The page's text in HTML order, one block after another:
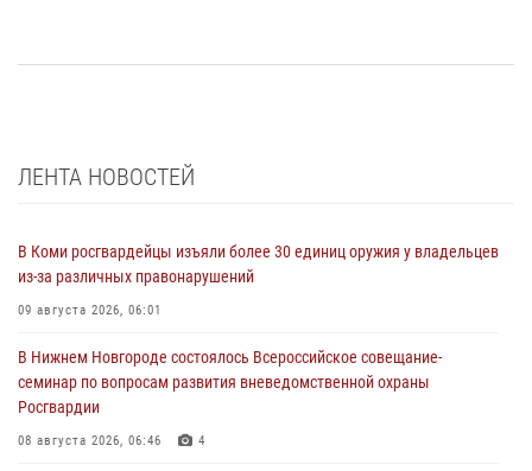
ЛЕНТА НОВОСТЕЙ
В Коми росгвардейцы изъяли более 30 единиц оружия у владельцев
из-за различных правонарушений
09 августа 2026, 06:01
В Нижнем Новгороде состоялось Всероссийское совещание-
семинар по вопросам развития вневедомственной охраны
Росгвардии
08 августа 2026, 06:46 4